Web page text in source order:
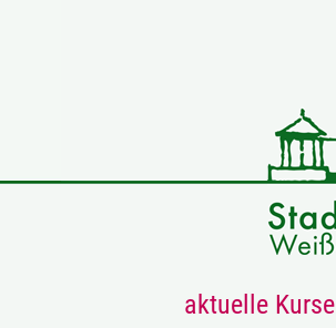
aktuelle Kurse